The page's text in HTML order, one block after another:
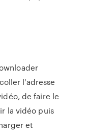
l'adresse
de faire le
la vidéo puis
et